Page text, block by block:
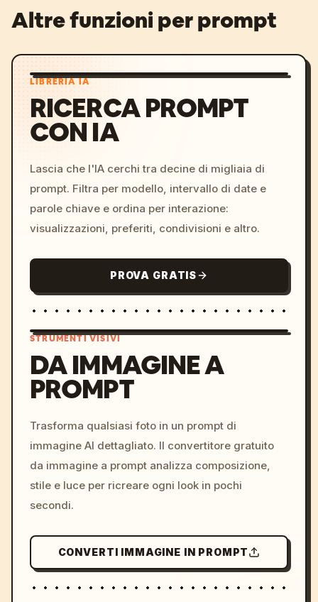
Altre funzioni per prompt
LIBRERIA IA
RICERCA PROMPT
CON IA
Lascia che l'IA cerchi tra decine di migliaia di
prompt. Filtra per modello, intervallo di date e
parole chiave e ordina per interazione:
visualizzazioni, preferiti, condivisioni e altro.
PROVA GRATIS
colors, 8k --v 6.0
STRUMENTI VISIVI
DA IMMAGINE A
PROMPT
Trasforma qualsiasi foto in un prompt di
immagine AI dettagliato. Il convertitore gratuito
da immagine a prompt analizza composizione,
stile e luce per ricreare ogni look in pochi
secondi.
CONVERTI IMMAGINE IN PROMPT